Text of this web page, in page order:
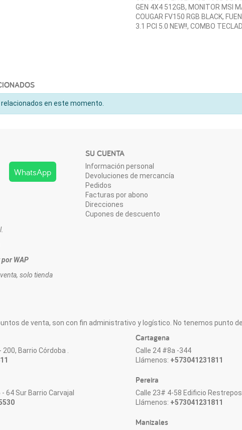
GEN 4X4 512GB, MONITOR MSI
COUGAR FV150 RGB BLACK,
3.1 PCI 5.0 NEW!!, COMBO
en este momento.
WhatsApp
WAP
solo tienda
de venta, son con fin administrativo y logístico. No tenemos punto
Barrio Córdoba .
64 Sur Barrio Carvajal
Cartagena
Calle 24 #8a -344
Llámenos: +573041231811
Pereira
Calle 23# 4-58 Edificio Restrepos
Llámenos: +573041231811
Manizales
SU CUENTA
Información personal
Devoluciones de mercancía
Pedidos
Facturas por abono
Direcciones
Cupones de descuento